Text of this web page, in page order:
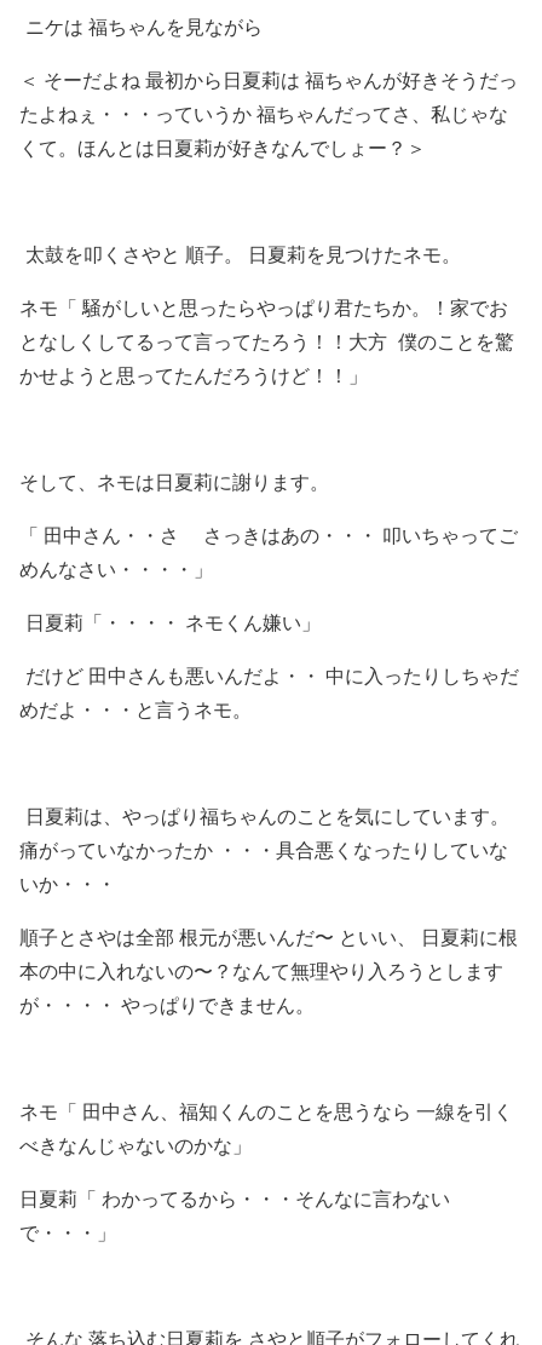
ニケは 福ちゃんを見ながら
＜ そーだよね 最初から日夏莉は 福ちゃんが好きそうだっ
たよねぇ・・・っていうか 福ちゃんだってさ、私じゃな
くて。ほんとは日夏莉が好きなんでしょー？＞
太鼓を叩くさやと 順子。 日夏莉を見つけたネモ。
ネモ「 騒がしいと思ったらやっぱり君たちか。！家でお
となしくしてるって言ってたろう！！大方 僕のことを驚
かせようと思ってたんだろうけど！！」
そして、ネモは日夏莉に謝ります。
「 田中さん・・さ さっきはあの・・・ 叩いちゃってご
めんなさい・・・・」
日夏莉「・・・・ ネモくん嫌い」
だけど 田中さんも悪いんだよ・・ 中に入ったりしちゃだ
めだよ・・・と言うネモ。
日夏莉は、やっぱり福ちゃんのことを気にしています。
痛がっていなかったか ・・・具合悪くなったりしていな
いか・・・
順子とさやは全部 根元が悪いんだ〜 といい、 日夏莉に根
本の中に入れないの〜？なんて無理やり入ろうとします
が・・・・ やっぱりできません。
ネモ「 田中さん、福知くんのことを思うなら 一線を引く
べきなんじゃないのかな」
日夏莉「 わかってるから・・・そんなに言わない
で・・・」
そんな 落ち込む日夏莉を さやと順子がフォローしてくれ